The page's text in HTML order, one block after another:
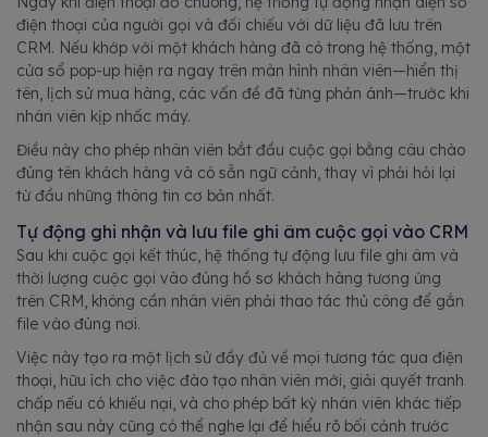
điện thoại của người gọi và đối chiếu với dữ liệu đã lưu trên
CRM. Nếu khớp với một khách hàng đã có trong hệ thống, một
cửa sổ pop-up hiện ra ngay trên màn hình nhân viên—hiển thị
tên, lịch sử mua hàng, các vấn đề đã từng phản ánh—trước khi
nhân viên kịp nhấc máy.
Điều này cho phép nhân viên bắt đầu cuộc gọi bằng câu chào
đúng tên khách hàng và có sẵn ngữ cảnh, thay vì phải hỏi lại
từ đầu những thông tin cơ bản nhất.
Tự động ghi nhận và lưu file ghi âm cuộc gọi vào CRM
Sau khi cuộc gọi kết thúc, hệ thống tự động lưu file ghi âm và
thời lượng cuộc gọi vào đúng hồ sơ khách hàng tương ứng
trên CRM, không cần nhân viên phải thao tác thủ công để gắn
file vào đúng nơi.
Việc này tạo ra một lịch sử đầy đủ về mọi tương tác qua điện
thoại, hữu ích cho việc đào tạo nhân viên mới, giải quyết tranh
chấp nếu có khiếu nại, và cho phép bất kỳ nhân viên khác tiếp
nhận sau này cũng có thể nghe lại để hiểu rõ bối cảnh trước